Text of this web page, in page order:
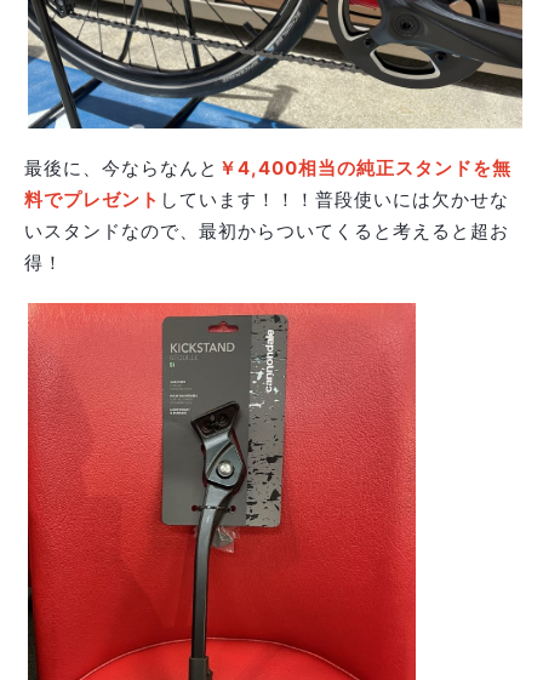
最後に、今ならなんと ￥4,400相当の純正スタンドを無
料でプレゼント しています！！！普段使いには欠かせな
いスタンドなので、最初からついてくると考えると超お
得！